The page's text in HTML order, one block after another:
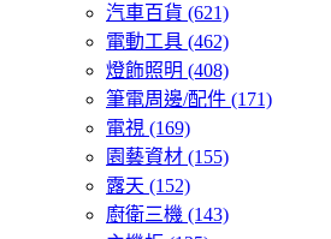
汽車百貨 (621)
電動工具 (462)
燈飾照明 (408)
筆電周邊/配件 (171)
電視 (169)
園藝資材 (155)
露天 (152)
廚衛三機 (143)